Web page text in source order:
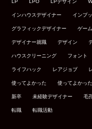
LP LPO LPデザイン
インハウスデザイナー インプ
グラフィックデザイナー ゲーム
デザイナー就職 デザイン
ハウスクリーニング フォント
ライフハック レアジョブ
使ってよかった 使ってよかっ
新卒 未経験デザイナー 毛
転職 転職活動